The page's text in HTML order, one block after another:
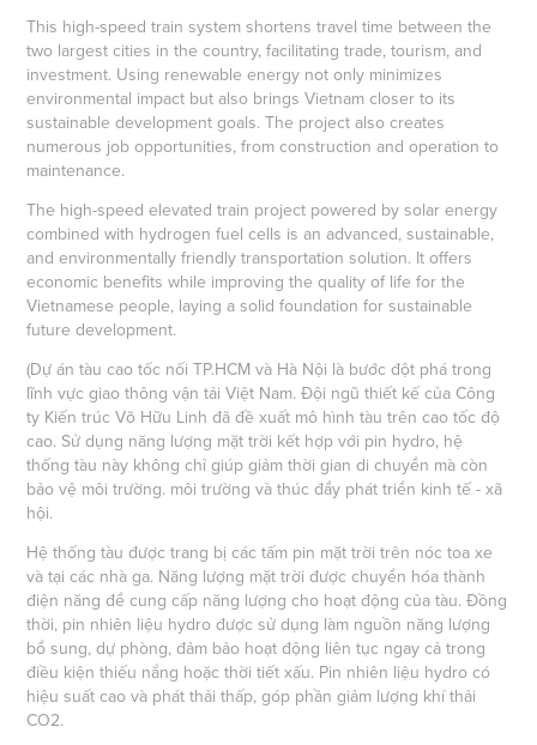
This high-speed train system shortens travel time between the
two largest cities in the country, facilitating trade, tourism, and
investment. Using renewable energy not only minimizes
environmental impact but also brings Vietnam closer to its
sustainable development goals. The project also creates
numerous job opportunities, from construction and operation to
maintenance.
The high-speed elevated train project powered by solar energy
combined with hydrogen fuel cells is an advanced, sustainable,
and environmentally friendly transportation solution. It offers
economic benefits while improving the quality of life for the
Vietnamese people, laying a solid foundation for sustainable
future development.
(Dự án tàu cao tốc nối TP.HCM và Hà Nội là bước đột phá trong
lĩnh vực giao thông vận tải Việt Nam. Đội ngũ thiết kế của Công
ty Kiến trúc Võ Hữu Linh đã đề xuất mô hình tàu trên cao tốc độ
cao. Sử dụng năng lượng mặt trời kết hợp với pin hydro, hệ
thống tàu này không chỉ giúp giảm thời gian di chuyển mà còn
bảo vệ môi trường. môi trường và thúc đẩy phát triển kinh tế - xã
hội.
Hệ thống tàu được trang bị các tấm pin mặt trời trên nóc toa xe
và tại các nhà ga. Năng lượng mặt trời được chuyển hóa thành
điện năng để cung cấp năng lượng cho hoạt động của tàu. Đồng
thời, pin nhiên liệu hydro được sử dụng làm nguồn năng lượng
bổ sung, dự phòng, đảm bảo hoạt động liên tục ngay cả trong
điều kiện thiếu nắng hoặc thời tiết xấu. Pin nhiên liệu hydro có
hiệu suất cao và phát thải thấp, góp phần giảm lượng khí thải
CO2.